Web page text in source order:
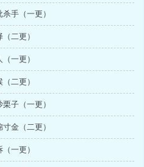
手（一更）
二更）
一更）
二更）
子（一更）
金（二更）
一更）